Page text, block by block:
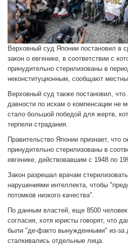
Верховный суд Японии постановил в
закон о евгенике, в соответствии с
принудительно стерилизованы в
неконституционным, сообщают
Верховный суд также постановил, что
давности по искам о компенсации не
стало большой победой для жертв,
терпели страдания.
Правительство Японии признает, что
принудительно стерилизованы в
евгенике, действовавшим с 1948 по
Закон разрешал врачам
нарушениями интеллекта, чтобы
потомков низкого качества".
По данным властей, еще 8500
согласия, хотя юристы говорят, что
были "де-факто вынужденными" из-за
сталкивались отдельные лица.